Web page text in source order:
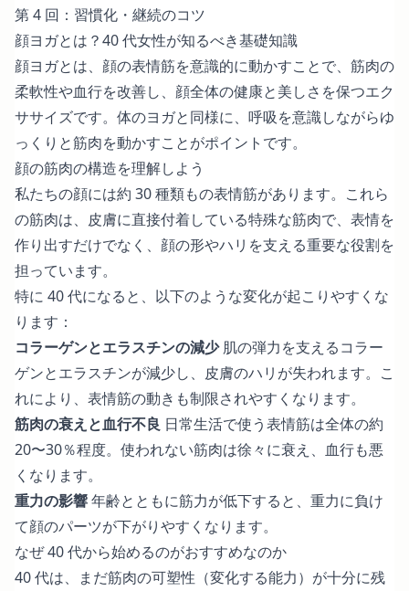
第 4 回： 習慣化・継続のコツ
顔ヨガとは？40 代女性が知るべき基礎知識
顔ヨガとは、顔の表情筋を意識的に動かすことで、筋肉の
柔軟性や血行を改善し、顔全体の健康と美しさを保つエク
ササイズです。体のヨガと同様に、呼吸を意識しながらゆ
っくりと筋肉を動かすことがポイントです。
顔の筋肉の構造を理解しよう
私たちの顔には約 30 種類もの表情筋があります。これら
の筋肉は、皮膚に直接付着している特殊な筋肉で、表情を
作り出すだけでなく、顔の形やハリを支える重要な役割を
担っています。
特に 40 代になると、以下のような変化が起こりやすくな
ります：
コラーゲンとエラスチンの減少肌の弾力を支えるコラー
ゲンとエラスチンが減少し、皮膚のハリが失われます。こ
れにより、表情筋の動きも制限されやすくなります。
筋肉の衰えと血行不良 日常生活で使う表情筋は全体の約
20〜30％程度。使われない筋肉は徐々に衰え、血行も悪
くなります。
重力の影響年齢とともに筋力が低下すると、重力に負け
て顔のパーツが下がりやすくなります。
なぜ 40 代から始めるのがおすすめなのか
40 代は、まだ筋肉の可塑性（変化する能力）が十分に残